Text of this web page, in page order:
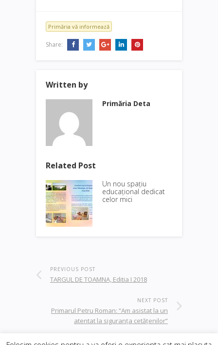
Primăria vă informează
Share:
Written by
Primăria Deta
Related Post
Un nou spațiu
educațional dedicat
celor mici
PREVIOUS POST
TARGUL DE TOAMNA, Editia I 2018
NEXT POST
Primarul Petru Roman: “Am asistat la un
atentat la siguranța cetățenilor”